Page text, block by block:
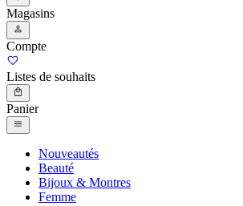
Magasins
Compte
Listes de souhaits
Panier
Nouveautés
Beauté
Bijoux & Montres
Femme